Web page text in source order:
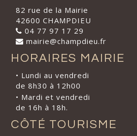
82 rue de la Mairie
42600 CHAMPDIEU
04 77 97 17 29
mairie@champdieu.fr
HORAIRES MAIRIE
• Lundi au vendredi
de 8h30 à 12h00
• Mardi et vendredi
de 16h à 18h.
CÔTÉ TOURISME